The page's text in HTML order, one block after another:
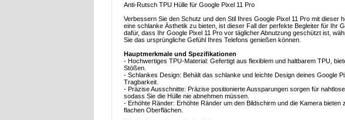
Anti-Rutsch TPU Hülle für Google Pixel 11 Pro
Verbessern Sie den Schutz und den Stil Ihres Google Pixel 11 Pro mit dieser
eine schlanke Ästhetik zu bieten, ist dieser Fall der perfekte Begleiter für Ihr
dafür, dass Ihr Google Pixel 11 Pro vor täglicher Abnutzung geschützt ist,
Sie das ursprüngliche Gefühl Ihres Telefons genießen können.
Hauptmerkmale und Spezifikationen
- Hochwertiges TPU-Material: Gefertigt aus flexiblem und haltbarem TPU,
Stößen.
- Schlankes Design: Behält das schlanke und leichte Design deines Google
Tragbarkeit.
- Präzise Ausschnitte: Präzise positionierte Aussparungen sorgen für
sodass Sie die Hülle nie abnehmen müssen.
- Erhöhte Ränder: Erhöhte Ränder um den Bildschirm und die Kamera
flachen Oberflächen.